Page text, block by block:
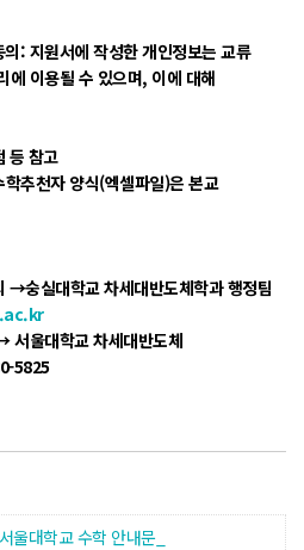
: 지원서에 작성한 개인정보는 교류
에 이용될 수 있으며, 이에 대해
등 참고
추천자 양식(엑셀파일)은 본교
숭실대학교 차세대반도체학과 행정팀
울대학교 차세대반도체
5825
대학교 수학 안내문_